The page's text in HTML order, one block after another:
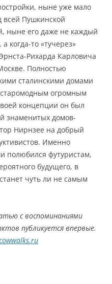
ныне уже мало
всей Пушкинской
ныне его даже не каждый
когда-то «тучерез»
Рихарда Карловича
Полностью
сталинскими домами
огромным
концепции он был
знаменитых домов-
Нирнзее на добрый
Именно
полюбился футуристам,
будущего, в
чуть ли не самым
с воспоминаниями
публикуется впервые.